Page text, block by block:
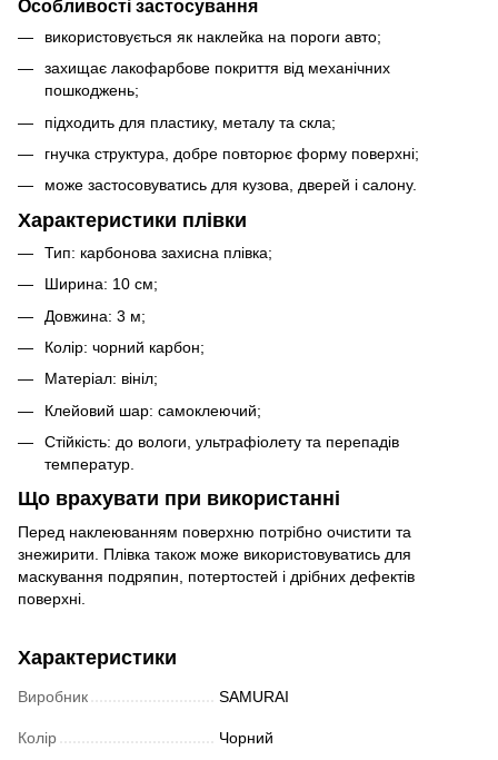
Особливості застосування
використовується як наклейка на пороги авто;
захищає лакофарбове покриття від механічних
пошкоджень;
підходить для пластику, металу та скла;
гнучка структура, добре повторює форму поверхні;
може застосовуватись для кузова, дверей і салону.
Характеристики плівки
Тип: карбонова захисна плівка;
Ширина: 10 см;
Довжина: 3 м;
Колір: чорний карбон;
Матеріал: вініл;
Клейовий шар: самоклеючий;
Стійкість: до вологи, ультрафіолету та перепадів
температур.
Що врахувати при використанні
Перед наклеюванням поверхню потрібно очистити та
знежирити. Плівка також може використовуватись для
маскування подряпин, потертостей і дрібних дефектів
поверхні.
Характеристики
Виробник SAMURAI
Колір Чорний